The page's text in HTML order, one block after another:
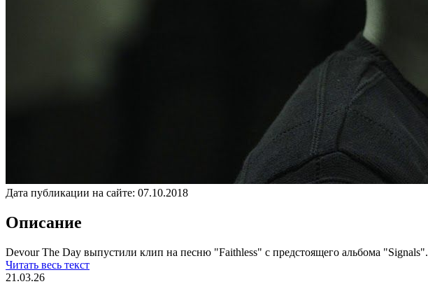
Дата публикации на сайте: 07.10.2018
Описание
Devour The Day выпустили клип на песню "Faithless" с предстоящего альбома "Signals".
Читать весь текст
21.03.26